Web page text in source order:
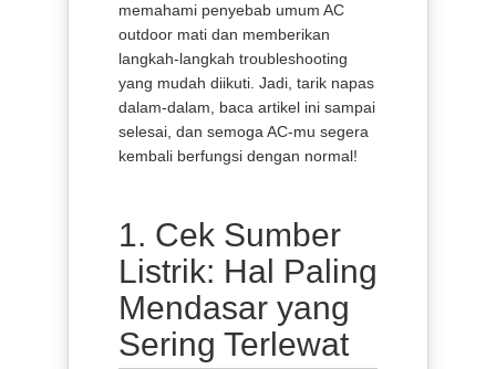
memahami penyebab umum AC
outdoor mati dan memberikan
langkah-langkah troubleshooting
yang mudah diikuti. Jadi, tarik napas
dalam-dalam, baca artikel ini sampai
selesai, dan semoga AC-mu segera
kembali berfungsi dengan normal!
1. Cek Sumber
Listrik: Hal Paling
Mendasar yang
Sering Terlewat